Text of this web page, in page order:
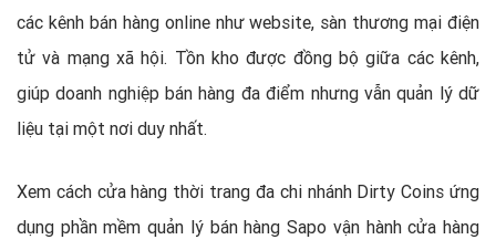
các kênh bán hàng online như website, sàn thương mại điện
tử và mạng xã hội. Tồn kho được đồng bộ giữa các kênh,
giúp doanh nghiệp bán hàng đa điểm nhưng vẫn quản lý dữ
liệu tại một nơi duy nhất.
Xem cách cửa hàng thời trang đa chi nhánh Dirty Coins ứng
dụng phần mềm quản lý bán hàng Sapo vận hành cửa hàng